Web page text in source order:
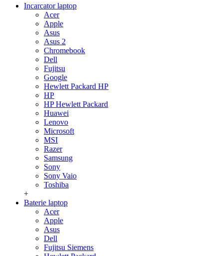
Incarcator laptop
Acer
Apple
Asus
Asus 2
Chromebook
Dell
Fujitsu
Google
Hewlett Packard HP
HP
HP Hewlett Packard
Huawei
Lenovo
Microsoft
MSI
Razer
Samsung
Sony
Sony Vaio
Toshiba
+
Baterie laptop
Acer
Apple
Asus
Dell
Fujitsu Siemens